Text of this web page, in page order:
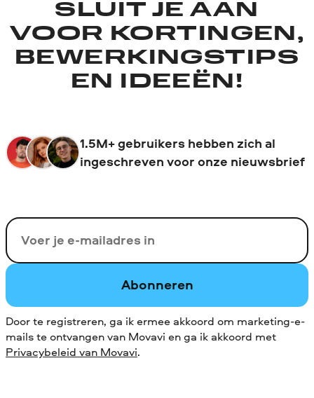
SLUIT JE AAN
VOOR KORTINGEN,
BEWERKINGSTIPS
EN IDEEËN!
1.5M+ gebruikers hebben zich al
ingeschreven voor onze nieuwsbrief
Uw e-mail
Abonneren
Door te registreren, ga ik ermee akkoord om marketing-e-
mails te ontvangen van Movavi en ga ik akkoord met
Privacybeleid van Movavi.